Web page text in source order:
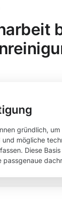
gründlich, um
mögliche
Diese